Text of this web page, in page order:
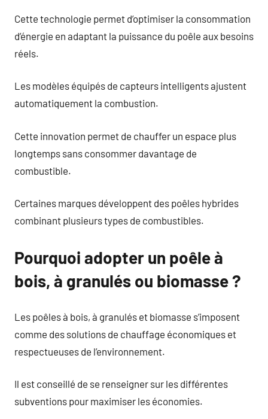
Cette technologie permet d’optimiser la consommation
d’énergie en adaptant la puissance du poêle aux besoins
réels.
Les modèles équipés de capteurs intelligents ajustent
automatiquement la combustion.
Cette innovation permet de chauffer un espace plus
longtemps sans consommer davantage de
combustible.
Certaines marques développent des poêles hybrides
combinant plusieurs types de combustibles.
Pourquoi adopter un poêle à
bois, à granulés ou biomasse ?
Les poêles à bois, à granulés et biomasse s’imposent
comme des solutions de chauffage économiques et
respectueuses de l’environnement.
Il est conseillé de se renseigner sur les différentes
subventions pour maximiser les économies.